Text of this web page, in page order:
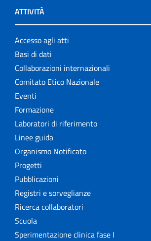
ATTIVITÀ
Accesso agli atti
Basi di dati
Collaborazioni internazionali
Comitato Etico Nazionale
Eventi
Formazione
Laboratori di riferimento
Linee guida
Organismo Notificato
Progetti
Pubblicazioni
Registri e sorveglianze
Ricerca collaboratori
Scuola
Sperimentazione clinica fase I